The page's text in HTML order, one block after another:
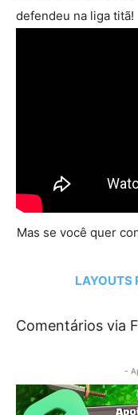
defendeu na liga titã!
Mas se você quer
LAYOUTS
Comentários via
-